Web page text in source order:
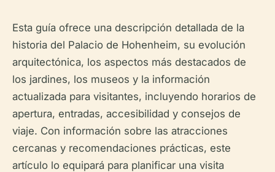
Esta guía ofrece una descripción detallada de la
historia del Palacio de Hohenheim, su evolución
arquitectónica, los aspectos más destacados de
los jardines, los museos y la información
actualizada para visitantes, incluyendo horarios de
apertura, entradas, accesibilidad y consejos de
viaje. Con información sobre las atracciones
cercanas y recomendaciones prácticas, este
artículo lo equipará para planificar una visita